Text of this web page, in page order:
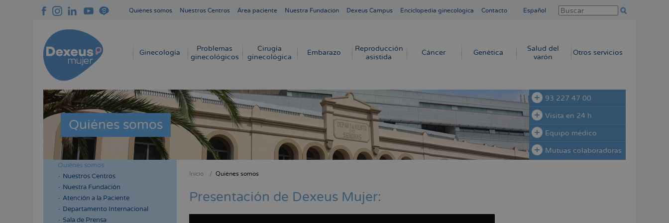
Quiénes somos Nuestros Centros Área paciente Nuestra Fundación Dexeus Campus Enciclopedia ginecológica Contacto Español
Navegación
Ginecología
Problemas
ginecológicos
Cirugía
ginecológica
Embarazo
Reproducción
asistida
Cáncer Genética
Salud del
varón
Otros servicios
Quiénes somos
93 227 47 00
Visita en 24 h
Equipo médico
Mutuas colaboradoras
Menú
lateral
cabecera
Quiénes somos
Nuestros Centros
Nuestra Fundación
Atención a la Paciente
Departamento Internacional
Sala de Prensa
enlaces
Inicio Quiénes somos
Presentación de Dexeus Mujer: